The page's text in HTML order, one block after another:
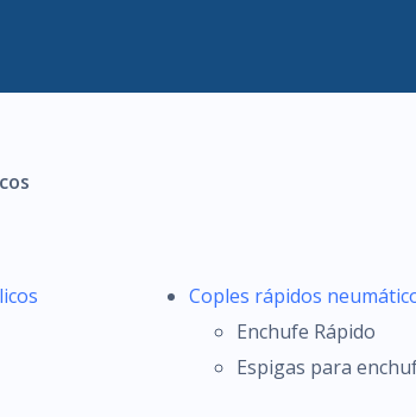
Coples rápidos
Enchufe Rápido
Espigas para